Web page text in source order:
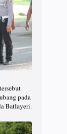
pada
Batlayeri.